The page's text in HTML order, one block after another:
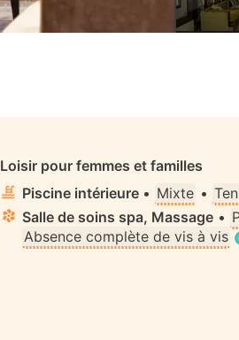
Loisir pour femmes et familles
Piscine intérieure • Mixte •
Salle de soins spa, Massage •
Absence complète de vis à vis